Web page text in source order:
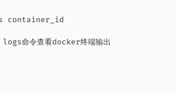
container_id
命令查看docker终端输出